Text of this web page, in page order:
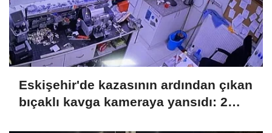
Eskişehir'de kazasının ardından çıkan
bıçaklı kavga kameraya yansıdı: 2